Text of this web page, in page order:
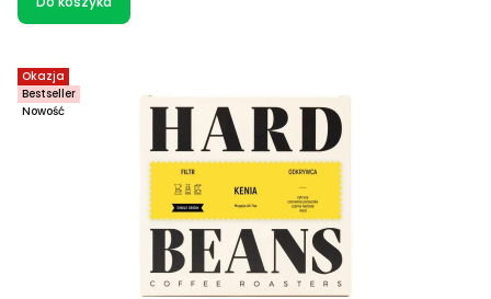
Okazja
Bestseller
Nowość